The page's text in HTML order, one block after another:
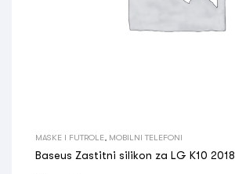
MASKE I FUTROLE MOBILNI TELEFONI
Baseus Zastitni silikon za LG K10 2018